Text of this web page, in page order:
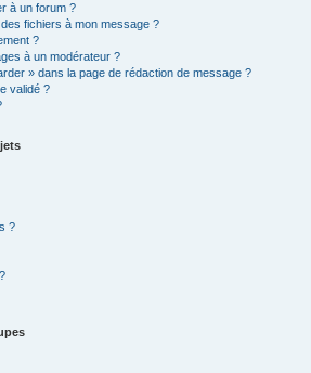
à un forum ?
fichiers à mon message ?
?
à un modérateur ?
» dans la page de rédaction de message ?
validé ?
?